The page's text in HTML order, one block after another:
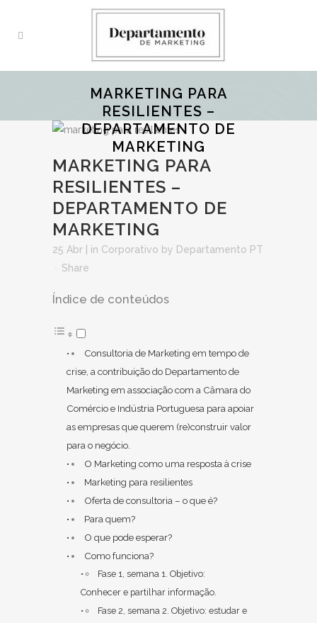
MARKETING PARA
RESILIENTES –
DEPARTAMENTO DE
MARKETING
MARKETING PARA
RESILIENTES –
DEPARTAMENTO DE
MARKETING
25 Abr | in Corporativo by Departamento PT
Share
Índice de conteúdos
Consultoria de Marketing em tempo de
crise, a contribuição do Departamento de
Marketing em associação com a Câmara do
Comércio e Indústria Portuguesa para apoiar
as empresas que querem (re)construir valor
para o negócio.
O Marketing como uma resposta à crise
Marketing para resilientes
Oferta de consultoria – o que é?
Para quem?
O que pode esperar?
Como funciona?
Fase 1, semana 1. Objetivo:
Conhecer e partilhar informação.
Fase 2, semana 2. Objetivo: estudar e